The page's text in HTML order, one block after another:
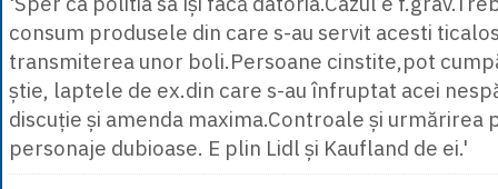
consum produsele din care s-au servit acesti
transmiterea unor boli.Persoane cinstite,pot
știe, laptele de ex.din care s-au înfruptat acei
discuție și amenda maxima.Controale și urmărirea
personaje dubioase. E plin Lidl și Kaufland de ei.'